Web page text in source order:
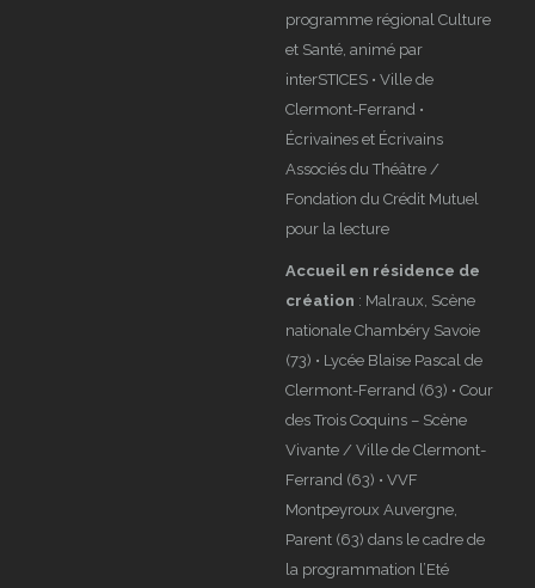
programme régional Culture
et Santé, animé par
interSTICES • Ville de
Clermont-Ferrand •
Écrivaines et Écrivains
Associés du Théâtre /
Fondation du Crédit Mutuel
pour la lecture
Accueil en résidence de
création : Malraux, Scène
nationale Chambéry Savoie
(73) • Lycée Blaise Pascal de
Clermont-Ferrand (63) • Cour
des Trois Coquins – Scène
Vivante / Ville de Clermont-
Ferrand (63) • VVF
Montpeyroux Auvergne,
Parent (63) dans le cadre de
la programmation l’Eté